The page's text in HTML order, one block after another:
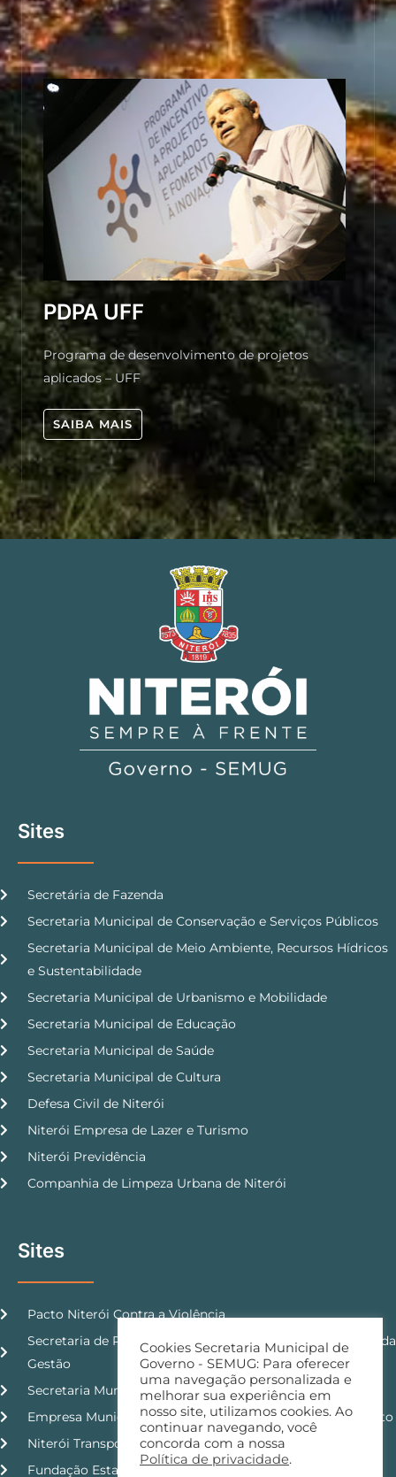
PDPA UFF
Programa de desenvolvimento de projetos
aplicados – UFF
SAIBA MAIS
Sites
Secretária de Fazenda
Secretaria Municipal de Conservação e Serviços Públicos
Secretaria Municipal de Meio Ambiente, Recursos Hídricos
e Sustentabilidade
Secretaria Municipal de Urbanismo e Mobilidade
Secretaria Municipal de Educação
Secretaria Municipal de Saúde
Secretaria Municipal de Cultura
Defesa Civil de Niterói
Niterói Empresa de Lazer e Turismo
Niterói Previdência
Companhia de Limpeza Urbana de Niterói
Sites
Pacto Niterói Contra a Violência
Secretaria de Planejamento, Orçamento e Modernização da
Gestão
Secretaria Municipal de Ordem Pública
Empresa Municipal de Moradia, Urbanização e Saneamento
Niterói Transporte e Trânsito
Fundação Estatal de Saúde
Cookies Secretaria Municipal de
Governo - SEMUG: Para oferecer
uma navegação personalizada e
melhorar sua experiência em
nosso site, utilizamos cookies. Ao
continuar navegando, você
concorda com a nossa
Política de privacidade.